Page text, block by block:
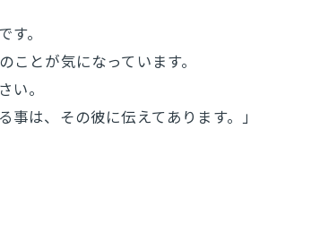
。
とが気になっています。
い。
は、その彼に伝えてあります。」